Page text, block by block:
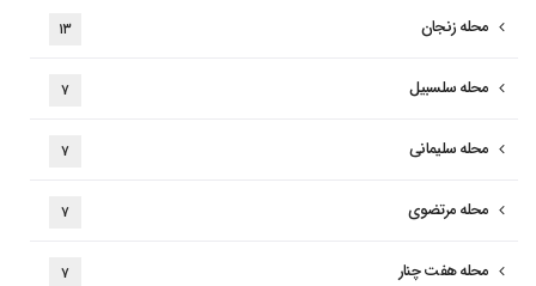
محله زنجان ۱۳
محله سلسبیل ۷
محله سلیمانی ۷
محله مرتضوی ۷
محله هفت چنار ۷